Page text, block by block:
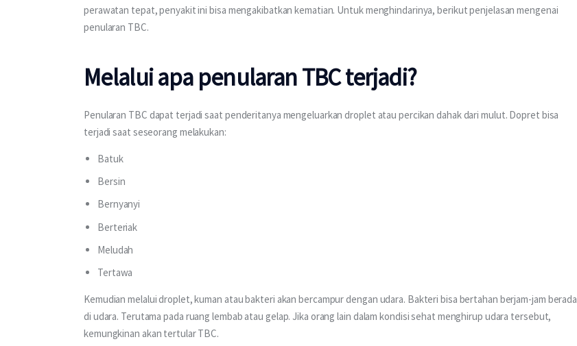
perawatan tepat, penyakit ini bisa mengakibatkan kematian. Untuk menghindarinya, berikut penjelasan mengenai
penularan TBC.
Melalui apa penularan TBC terjadi?
Penularan TBC dapat terjadi saat penderitanya mengeluarkan droplet atau percikan dahak dari mulut. Dopret bisa
terjadi saat seseorang melakukan:
Batuk
Bersin
Bernyanyi
Berteriak
Meludah
Tertawa
Kemudian melalui droplet, kuman atau bakteri akan bercampur dengan udara. Bakteri bisa bertahan berjam-jam berada
di udara. Terutama pada ruang lembab atau gelap. Jika orang lain dalam kondisi sehat menghirup udara tersebut,
kemungkinan akan tertular TBC.